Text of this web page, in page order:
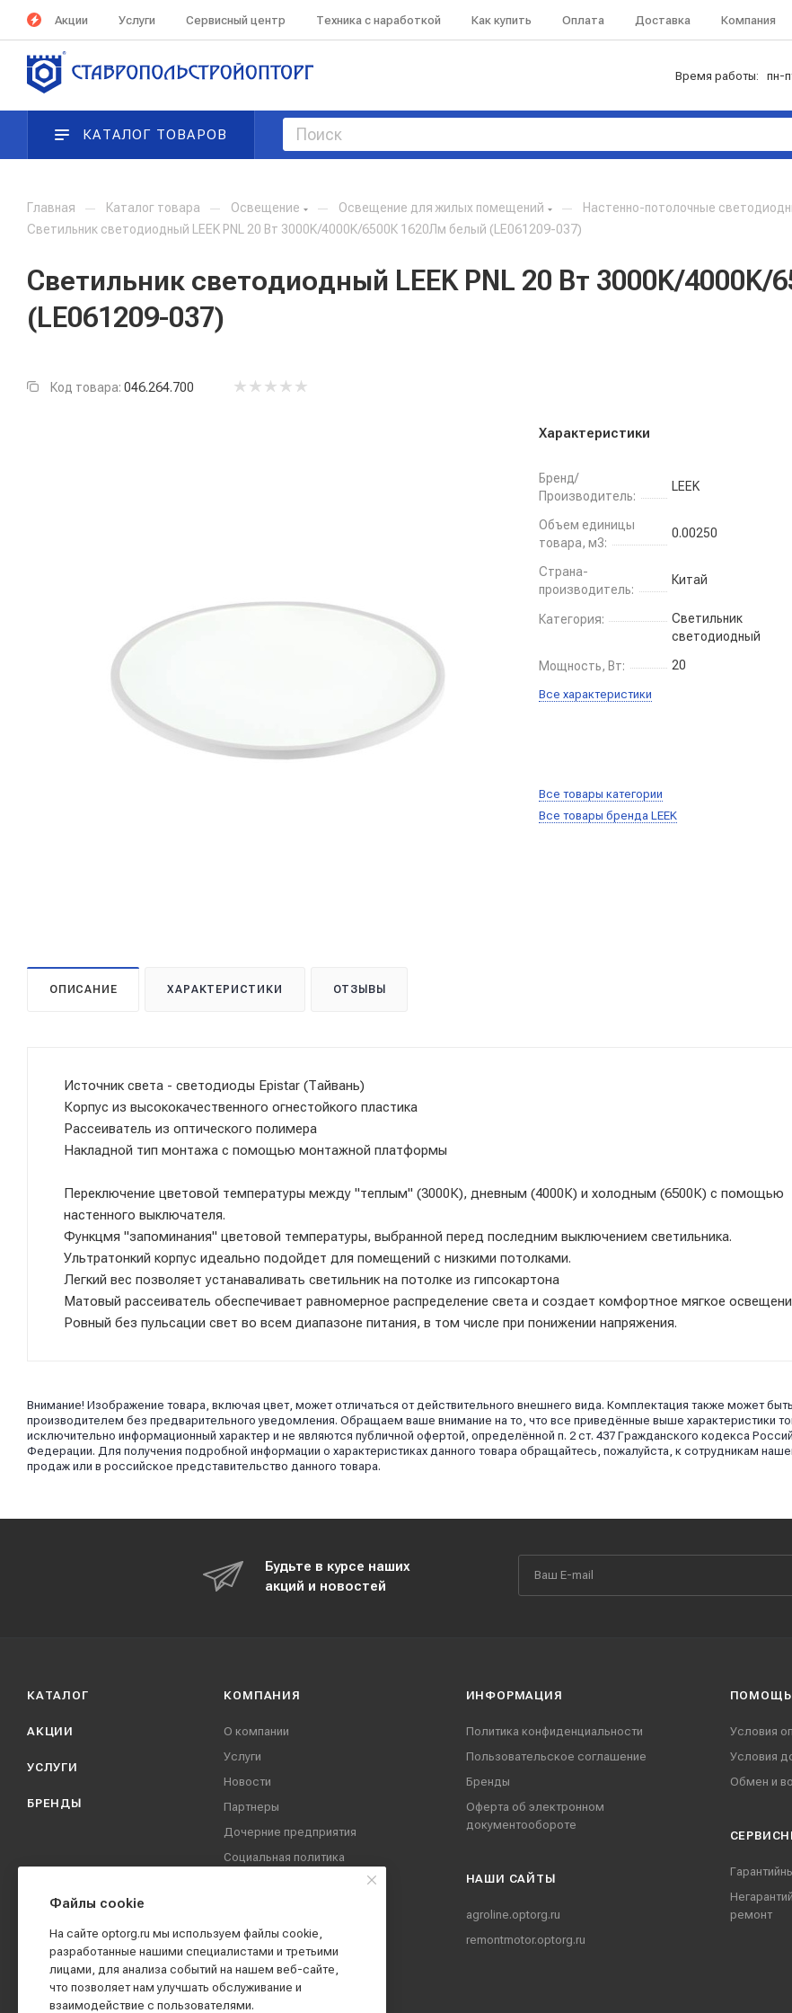
Акции Услуги Сервисный центр Техника с наработкой Как купить Оплата Доставка Компания
Время работы: пн-
КАТАЛОГ ТОВАРОВ
Главная — Каталог товара — Освещение — Освещение для жилых помещений — Настенно-потолочные
Светильник светодиодный LEEK PNL 20 Вт 3000K/4000K/6500К 1620Лм белый (LE061209-037)
Светильник светодиодный LEEK PNL 20 Вт 3000K/
(LE061209-037)
Код товара: 046.264.700
Характеристики
Бренд/
Производитель:
LEEK
Объем единицы
товара, м3:
0.00250
Страна-
производитель:
Китай
Категория:
Светильник
светодиодный
Мощность, Вт: 20
Все характеристики
Все товары категории
Все товары бренда LEEK
ОПИСАНИЕ ХАРАКТЕРИСТИКИ ОТЗЫВЫ
Источник света - светодиоды Epistar (Тайвань)
Корпус из высококачественного огнестойкого пластика
Рассеиватель из оптического полимера
Накладной тип монтажа с помощью монтажной платформы
Переключение цветовой температуры между "теплым" (3000К), дневным (4000К) и холодным (6500К) с помощью
настенного выключателя.
Функцмя "запоминания" цветовой температуры, выбранной перед последним выключением светильника.
Ультратонкий корпус идеально подойдет для помещений с низкими потолками.
Легкий вес позволяет устанаваливать светильник на потолке из гипсокартона
Матовый рассеиватель обеспечивает равномерное распределение света и создает комфортное мягкое
Ровный без пульсации свет во всем диапазоне питания, в том числе при понижении напряжения.
Внимание! Изображение товара, включая цвет, может отличаться от действительного внешнего вида. Комплектация также может
производителем без предварительного уведомления. Обращаем ваше внимание на то, что все приведённые выше характеристики
исключительно информационный характер и не являются публичной офертой, определённой п. 2 ст. 437 Гражданского кодекса
Федерации. Для получения подробной информации о характеристиках данного товара обращайтесь, пожалуйста, к сотрудникам
продаж или в российское представительство данного товара.
Будьте в курсе наших
акций и новостей
КАТАЛОГ
АКЦИИ
УСЛУГИ
БРЕНДЫ
КОМПАНИЯ
О компании
Услуги
Новости
Партнеры
Дочерние предприятия
Социальная политика
Вакансии
Реквизиты
Контакты
ИНФОРМАЦИЯ
Политика конфиденциальности
Пользовательское соглашение
Бренды
Оферта об электронном
документообороте
НАШИ CАЙТЫ
agroline.optorg.ru
remontmotor.optorg.ru
ПОМОЩЬ
Условия
Условия
Обмен и
ремонт
Файлы cookie
На сайте optorg.ru мы используем файлы cookie,
разработанные нашими специалистами и третьими
лицами, для анализа событий на нашем веб-сайте,
что позволяет нам улучшать обслуживание и
взаимодействие с пользователями.